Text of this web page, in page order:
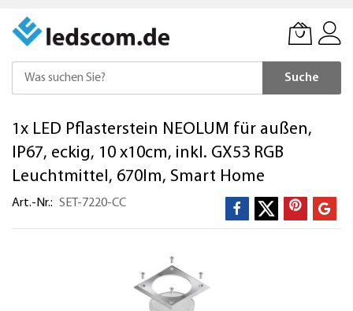
Suche
zum
Inhalt
1x LED Pflasterstein NEOLUM für außen,
IP67, eckig, 10 x10cm, inkl. GX53 RGB
Leuchtmittel, 670lm, Smart Home
Art.-Nr. SET-7220-CC